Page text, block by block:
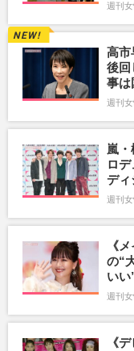
週刊
高市
後回
事は
週刊
嵐
ロ
ディ
週刊
《
の“
いい
週刊
《